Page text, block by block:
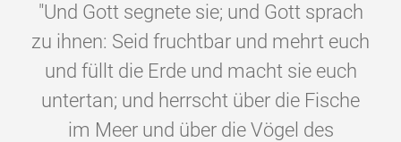
"Und Gott segnete sie; und Gott sprach
zu ihnen: Seid fruchtbar und mehrt euch
und füllt die Erde und macht sie euch
untertan; und herrscht über die Fische
im Meer und über die Vögel des